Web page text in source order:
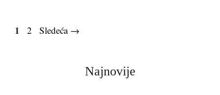
Page
1 Page
2 Sledeća →
Najnovije